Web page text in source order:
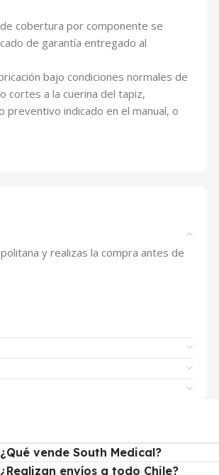
cobertura por componente se
de garantía entregado al
bajo condiciones normales de
cortes a la cuerina del tapiz,
indicado en el manual, o
y realizas la compra antes de
¿Qué vende South Medical?
¿Realizan envíos a todo Chile?